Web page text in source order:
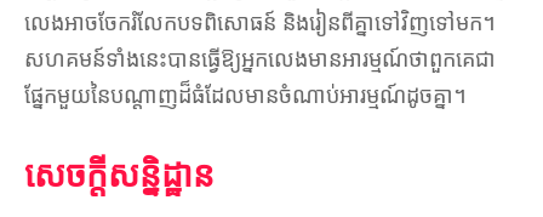
លេងអាចចែករំលែកបទពិសោធន៍ និងរៀនពីគ្នាទៅវិញទៅមក។
សហគមន៍ទាំងនេះបានធ្វើឱ្យអ្នកលេងមានអារម្មណ៍ថាពួកគេជា
ផ្នែកមួយនៃបណ្តាញដ៏ធំដែលមានចំណាប់អារម្មណ៍ដូចគ្នា។
សេចក្តីសន្និដ្ឋាន